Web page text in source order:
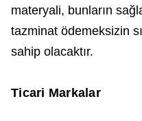
materyali, bunların
tazminat ödemeksizin
sahip olacaktır.
Ticari Markalar